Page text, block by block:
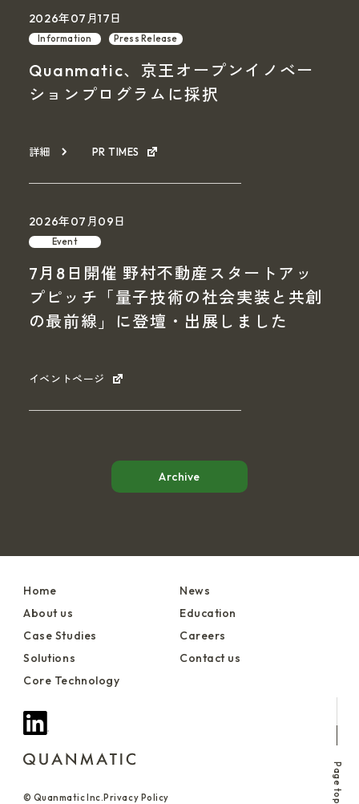
2026年07月17日
Information Press Release
Quanmatic、京王オープンイノベー
ションプログラムに採択
詳細 PR TIMES
2026年07月09日
Event
7月8日開催 野村不動産スタートアッ
プピッチ「量子技術の社会実装と共創
の最前線」に登壇・出展しました
イベントページ
Archive
Home
About us
Case Studies
Solutions
Core Technology
News
Education
Careers
Contact us
© Quanmatic Inc. Privacy Policy Page top